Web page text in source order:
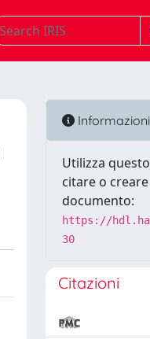
Informazioni
Utilizza
citare o
documento:
https://
30
Citazioni